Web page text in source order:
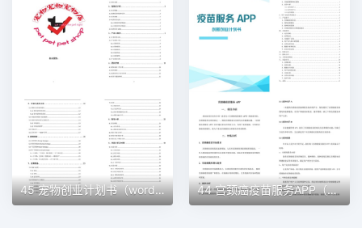
45 宠物创业计划书（word＋ppt配套）创业计划书word模板 44 宫颈癌疫苗服务APP（word＋ppt配套）创业计划书word模板